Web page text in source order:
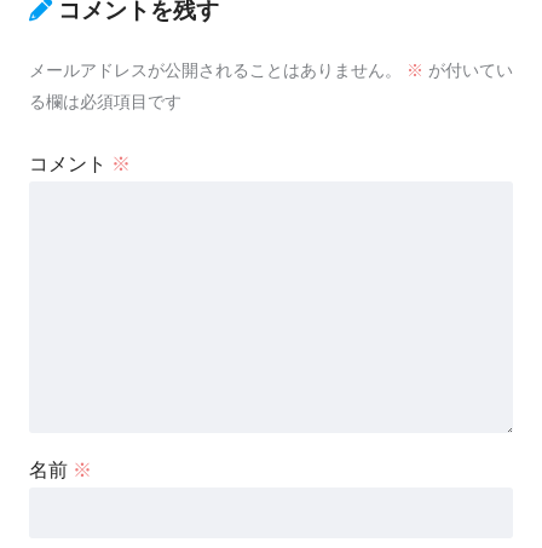
コメントを残す
メールアドレスが公開されることはありません。 ※ が付いてい
る欄は必須項目です
コメント ※
名前 ※